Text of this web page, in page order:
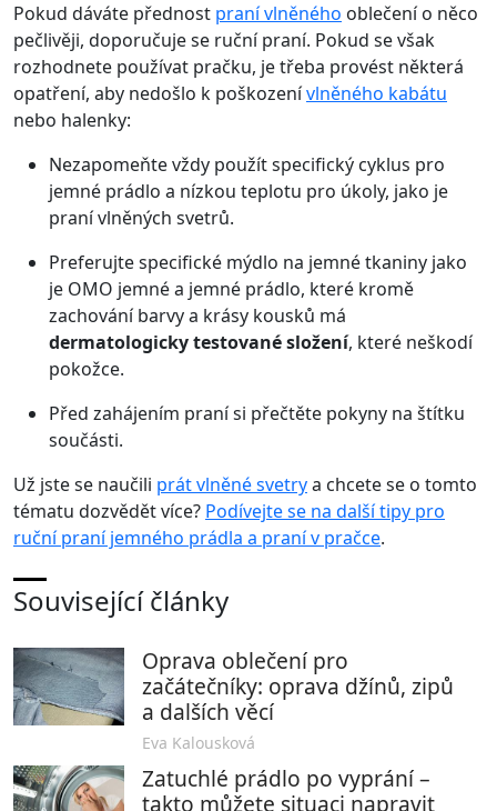
Pokud dáváte přednost praní vlněného oblečení o něco
pečlivěji, doporučuje se ruční praní. Pokud se však
rozhodnete používat pračku, je třeba provést některá
opatření, aby nedošlo k poškozenívlněného kabátu
nebo halenky:
Nezapomeňte vždy použít specifický cyklus pro
jemné prádlo a nízkou teplotu pro úkoly, jako je
praní vlněných svetrů.
Preferujte specifické mýdlo na jemné tkaniny jako
je OMO jemné a jemné prádlo, které kromě
zachování barvy a krásy kousků má
dermatologicky testované složení, které neškodí
pokožce.
Před zahájením praní si přečtěte pokyny na štítku
součásti.
Už jste se naučili prát vlněné svetrya chcete se o tomto
tématu dozvědět více? Podívejte se na další tipy pro
ruční praní jemného prádla a praní v pračce.
Související články
Oprava oblečení pro
začátečníky: oprava džínů, zipů
a dalších věcí
Eva Kalousková
Zatuchlé prádlo po vyprání –
takto můžete situaci napravit